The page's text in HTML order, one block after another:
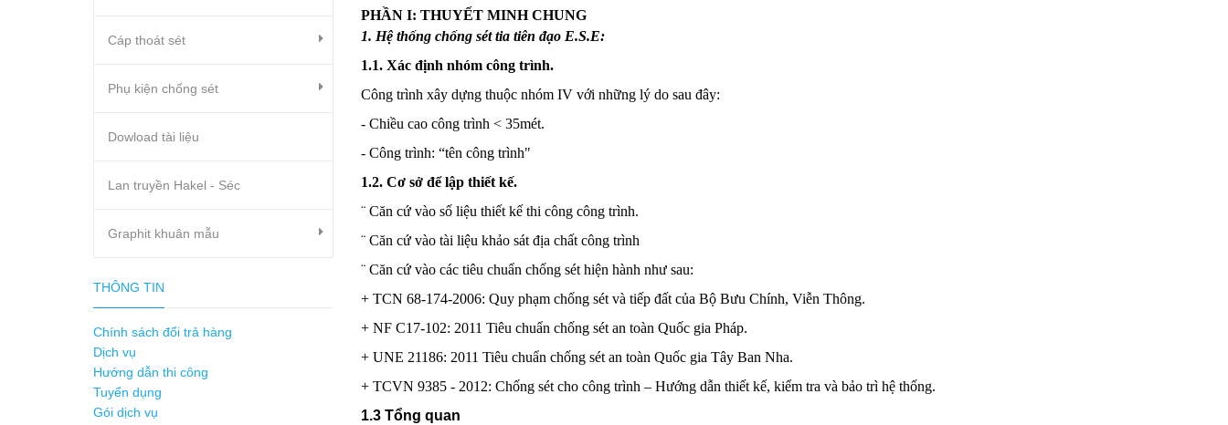
PHẦN I: THUYẾT MINH CHUNG
1. Hệ thống chống sét tia tiên đạo E.S.E:
1.1. Xác định nhóm công trình.
Công trình xây dựng thuộc nhóm IV với những lý do sau đây:
- Chiều cao công trình < 35mét.
- Công trình: “tên công trình"
1.2. Cơ sở để lập thiết kế.
¨Căn cứ vào số liệu thiết kế thi công công trình.
¨Căn cứ vào tài liệu khảo sát địa chất công trình
¨Căn cứ vào các tiêu chuẩn chống sét hiện hành như sau:
+ TCN 68-174-2006: Quy phạm chống sét và tiếp đất của Bộ Bưu Chính, Viễn Thông.
+ NF C17-102: 2011 Tiêu chuẩn chống sét an toàn Quốc gia Pháp.
+ UNE 21186: 2011 Tiêu chuẩn chống sét an toàn Quốc gia Tây Ban Nha.
+ TCVN 9385 - 2012: Chống sét cho công trình – Hướng dẫn thiết kế, kiểm tra và bảo trì hệ thống.
1.3 Tổng quan
Cáp thoát sét
Phụ kiện chống sét
Dowload tài liệu
Lan truyền Hakel - Séc
Graphit khuân mẫu
THÔNG TIN
Chính sách đổi trả hàng
Dịch vụ
Hướng dẫn thi công
Tuyển dụng
Gói dịch vụ